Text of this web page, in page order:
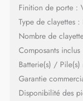
Finition de porte :
Type de clayettes
Nombre de
Composants
Batterie(s) /
Garantie
Disponibilité des